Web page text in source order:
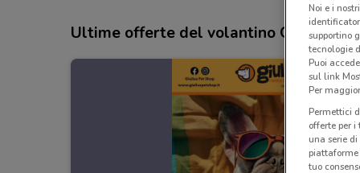
Ultime offerte del volantino Giulius
Noi e i nostri
supportino
tecnologie
Puoi
sul link
Per
Permettici
offerte per
una serie
piattaforme
tuo